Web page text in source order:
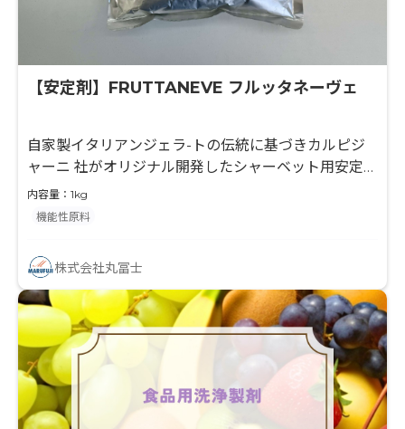
【安定剤】FRUTTANEVE フルッタネーヴェ
自家製イタリアンジェラ-トの伝統に基づきカルピジ
ャーニ 社がオリジナル開発したシャーベット用安定剤
です。
内容量：1kg
機能性原料
株式会社丸冨士